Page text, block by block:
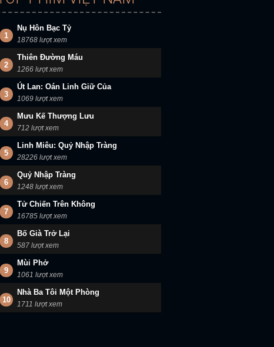
1
Nụ Hôn Bạc Tỷ
18768 lượt xem
2
Thiên Đường Máu
1266 lượt xem
3
Út Lan: Oán Linh Giữ Của
1069 lượt xem
4
Mưu Kế Thượng Lưu
712 lượt xem
5
Linh Miêu: Quỷ Nhập Tràng
28226 lượt xem
6
Quỷ Nhập Tràng
1248 lượt xem
7
Tử Chiến Trên Không
16785 lượt xem
8
Bố Già Trở Lại
587 lượt xem
9
Mùi Phở
1061 lượt xem
10
Nhà Ba Tôi Một Phòng
1711 lượt xem